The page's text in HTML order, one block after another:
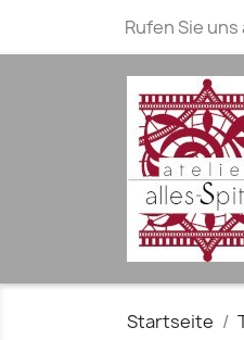
Rufen Sie uns
Startseite